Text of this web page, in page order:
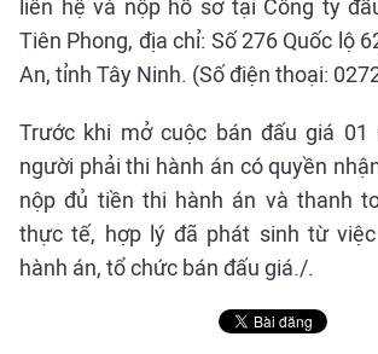
liên hệ và nộp hồ sơ tại Công ty
Tiên Phong, địa chỉ: Số 276 Quốc lộ
An, tỉnh Tây Ninh. (Số điện thoại:
Trước khi mở cuộc bán đấu giá 01
người phải thi hành án có quyền
nộp đủ tiền thi hành án và thanh
thực tế, hợp lý đã phát sinh từ
hành án, tổ chức bán đấu giá./.